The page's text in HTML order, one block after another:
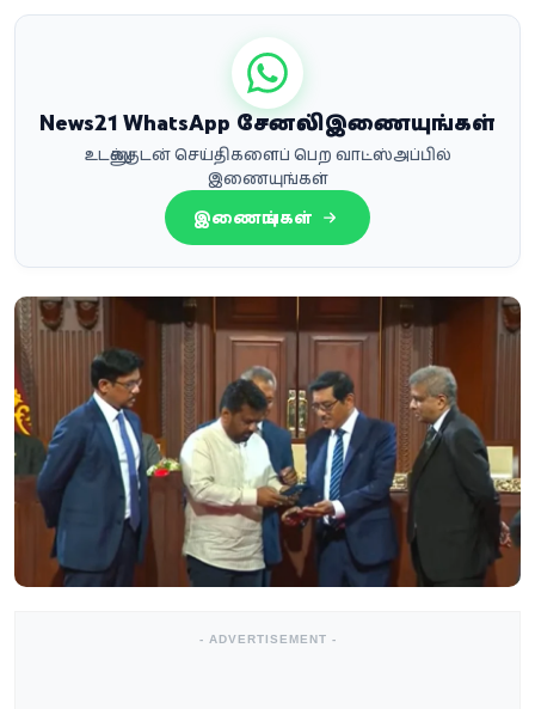
News21 WhatsApp சேனலில் இணையுங்கள்
உடனுக்குடன் செய்திகளைப் பெற வாட்ஸ்அப்பில்
இணையுங்கள்
இணையுங்கள்
- ADVERTISEMENT -